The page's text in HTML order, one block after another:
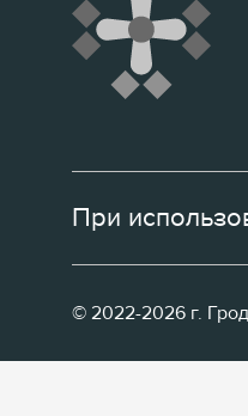
При
© 2022-2026 г.